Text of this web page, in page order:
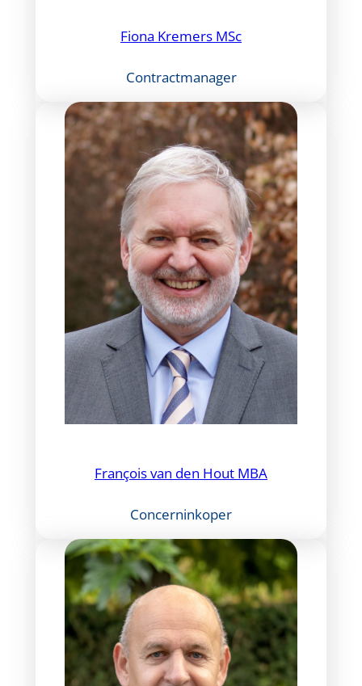
Fiona Kremers MSc
Contractmanager
François van den Hout MBA
Concerninkoper